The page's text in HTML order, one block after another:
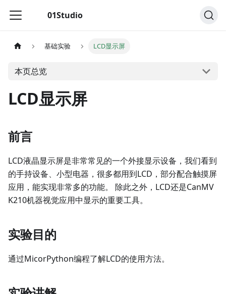
01Studio
基础实验 LCD显示屏
本页总览
LCD显示屏
前言
LCD液晶显示屏是非常常见的一个外接显示设备，我们看到
的手持设备、小型电器，很多都用到LCD，部分配合触摸屏
应用，能实现非常多的功能。 除此之外，LCD还是CanMV
K210机器视觉应用中显示的重要工具。
实验目的
通过MicorPython编程了解LCD的使用方法。